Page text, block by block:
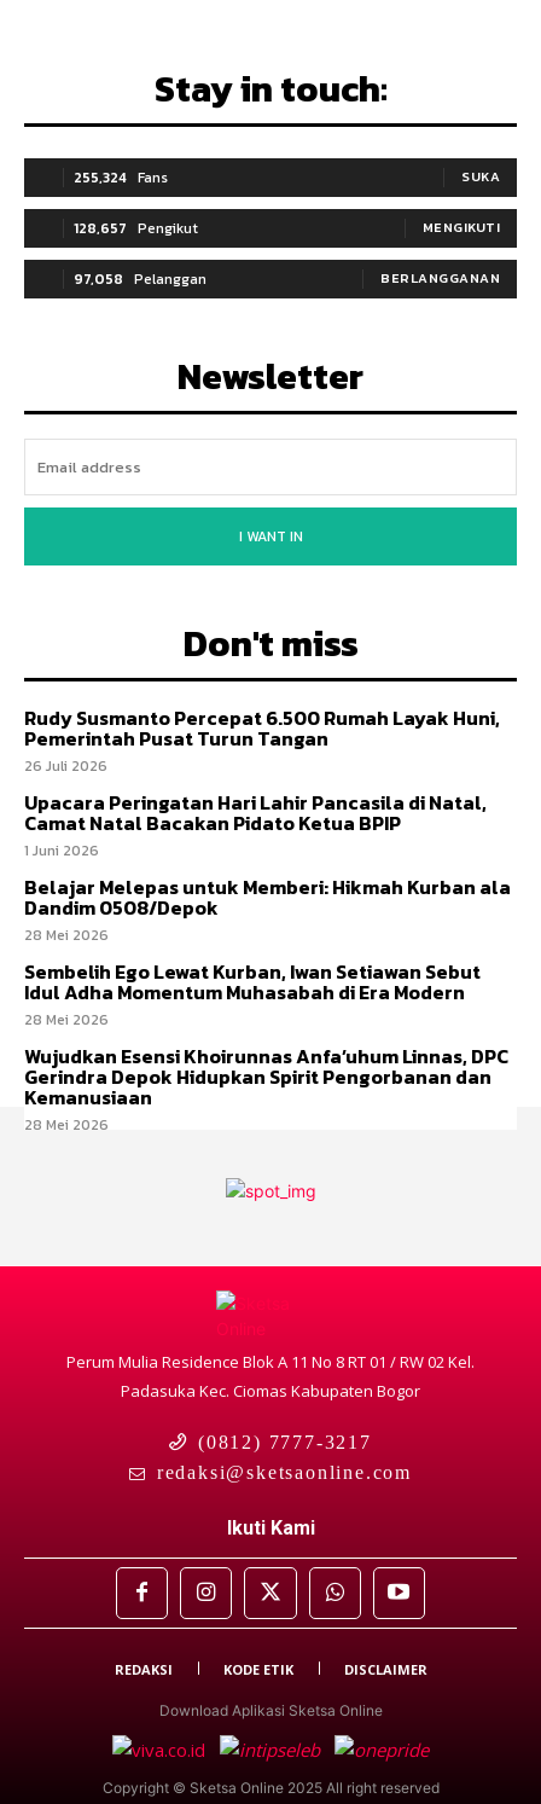
Stay in touch:
255,324 Fans SUKA
128,657 Pengikut MENGIKUTI
97,058 Pelanggan BERLANGGANAN
Newsletter
I WANT IN
Don't miss
Rudy Susmanto Percepat 6.500 Rumah Layak Huni,
Pemerintah Pusat Turun Tangan
26 Juli 2026
Upacara Peringatan Hari Lahir Pancasila di Natal,
Camat Natal Bacakan Pidato Ketua BPIP
1 Juni 2026
Belajar Melepas untuk Memberi: Hikmah Kurban ala
Dandim 0508/Depok
28 Mei 2026
Sembelih Ego Lewat Kurban, Iwan Setiawan Sebut
Idul Adha Momentum Muhasabah di Era Modern
28 Mei 2026
Wujudkan Esensi Khoirunnas Anfa’uhum Linnas, DPC
Gerindra Depok Hidupkan Spirit Pengorbanan dan
Kemanusiaan
28 Mei 2026
Perum Mulia Residence Blok A 11 No 8 RT 01 / RW 02 Kel.
Padasuka Kec. Ciomas Kabupaten Bogor
(0812) 7777-3217
redaksi@sketsaonline.com
Ikuti Kami
REDAKSI KODE ETIK DISCLAIMER
Download Aplikasi Sketsa Online
Copyright © Sketsa Online 2025 All right reserved